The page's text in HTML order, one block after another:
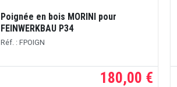
Poignée en bois MORINI pour
FEINWERKBAU P34
Réf. : FPOIGN
180,00 €